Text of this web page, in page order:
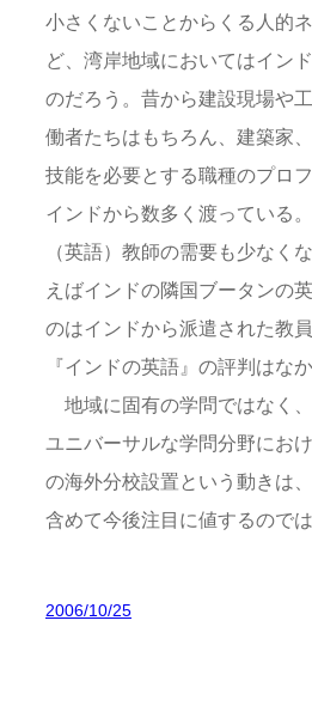
小さくないことからくる人的
ど、湾岸地域においてはイン
のだろう。昔から建設現場や
働者たちはもちろん、建築家
技能を必要とする職種のプロ
インドから数多く渡っている
（英語）教師の需要も少なく
えばインドの隣国ブータンの
のはインドから派遣された教
『インドの英語』の評判はな
地域に固有の学問ではなく
ユニバーサルな学問分野にお
の海外分校設置という動きは
含めて今後注目に値するので
2006/10/25